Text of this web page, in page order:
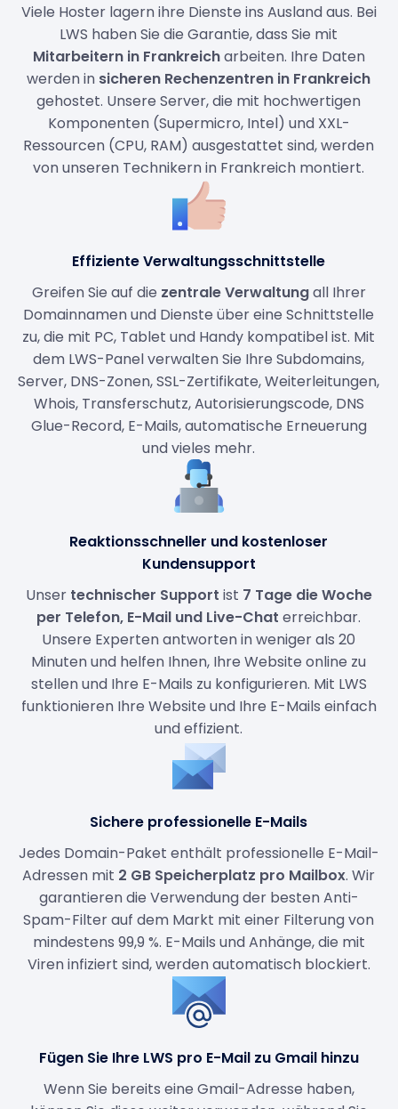
Viele Hoster lagern ihre Dienste ins Ausland aus. Bei
LWS haben Sie die Garantie, dass Sie mit
Mitarbeitern in Frankreicharbeiten. Ihre Daten
werden in sicheren Rechenzentren in Frankreich
gehostet. Unsere Server, die mit hochwertigen
Komponenten (Supermicro, Intel) und XXL-
Ressourcen (CPU, RAM) ausgestattet sind, werden
von unseren Technikern in Frankreich montiert.
Effiziente Verwaltungsschnittstelle
Greifen Sie auf die zentrale Verwaltungall Ihrer
Domainnamen und Dienste über eine Schnittstelle
zu, die mit PC, Tablet und Handy kompatibel ist. Mit
dem LWS-Panel verwalten Sie Ihre Subdomains,
Server, DNS-Zonen, SSL-Zertifikate, Weiterleitungen,
Whois, Transferschutz, Autorisierungscode, DNS
Glue-Record, E-Mails, automatische Erneuerung
und vieles mehr.
Reaktionsschneller und kostenloser
Kundensupport
Unser technischer Support ist 7 Tage die Woche
per Telefon, E-Mail und Live-Chat erreichbar.
Unsere Experten antworten in weniger als 20
Minuten und helfen Ihnen, Ihre Website online zu
stellen und Ihre E-Mails zu konfigurieren. Mit LWS
funktionieren Ihre Website und Ihre E-Mails einfach
und effizient.
Sichere professionelle E-Mails
Jedes Domain-Paket enthält professionelle E-Mail-
Adressen mit 2 GB Speicherplatz pro Mailbox. Wir
garantieren die Verwendung der besten Anti-
Spam-Filter auf dem Markt mit einer Filterung von
mindestens 99,9 %. E-Mails und Anhänge, die mit
Viren infiziert sind, werden automatisch blockiert.
Fügen Sie Ihre LWS pro E-Mail zu Gmail hinzu
Wenn Sie bereits eine Gmail-Adresse haben,